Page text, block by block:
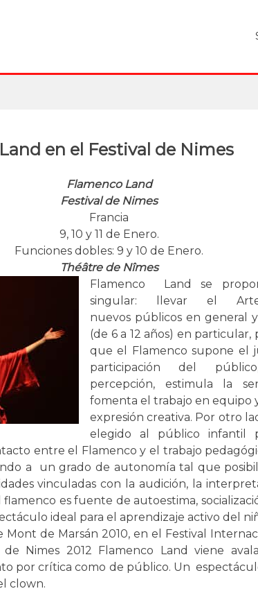
en el Festival de Nimes
Flamenco Land
Festival de Nimes
Francia
9, 10 y 11 de Enero.
Funciones dobles: 9 y 10 de Enero.
Théâtre de Nîmes
Flamenco Land se
singular: llevar el
nuevos públicos en general
(de 6 a 12 años) en particular,
que el Flamenco supone el
participación del
percepción, estimula la
fomenta el trabajo en equipo
expresión creativa. Por otro
elegido al público infantil
entre el Flamenco y el trabajo
a un grado de autonomía tal que
vinculadas con la audición, la
es fuente de autoestima,
ideal para el aprendizaje activo del
Mont de Marsán 2010, en el Festival
Nimes 2012 Flamenco Land viene
por crítica como de público. Un
clown.